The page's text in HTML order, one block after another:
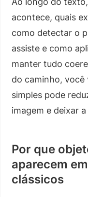
acontece, quais
como detectar o
assiste e como
manter tudo
do caminho, você
simples pode
imagem e deixar
Por que
aparecem
clássicos